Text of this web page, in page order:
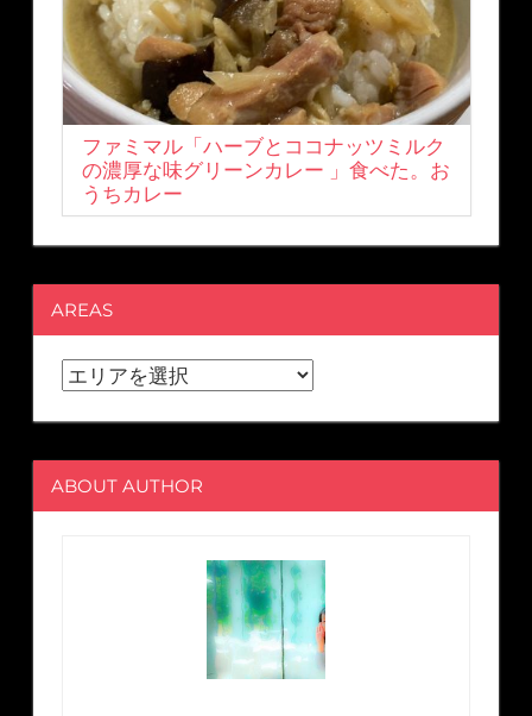
ファミマル「ハーブとココナッツミルク
の濃厚な味グリーンカレー 」食べた。お
うちカレー
AREAS
ABOUT AUTHOR